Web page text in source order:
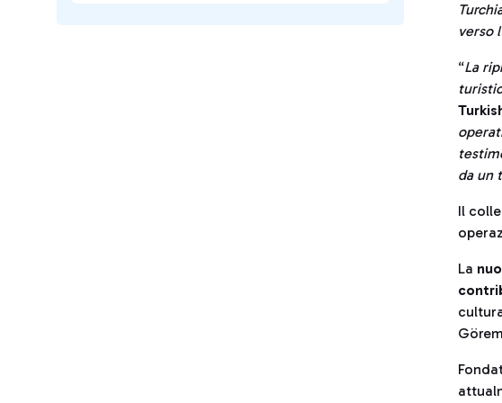
verso
“La
da un
Il
La